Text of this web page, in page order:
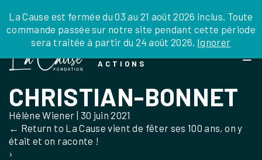
to
the
La Cause est fermée du 03 au 21 août 2026 inclus. Toute
commande passée sur notre site pendant cette période
sera traitée à partir du 24 août 2026. Ignorer
JE DONNE JE PARRAINE NOUS SOUTENIR
DEPUIS LA FRANCE
DEPUIS L’INTERNATIONAL
EN TANT QU’ORGANISATION
LEGS, LIBÉRALITÉS
0 ARTICLE
ACTIONS
CHRISTIAN-BONNET
Hélène Wiener | 30 juin 2021
← Return to La Cause vient de fêter ses 100 ans, on y
était et on raconte !
›